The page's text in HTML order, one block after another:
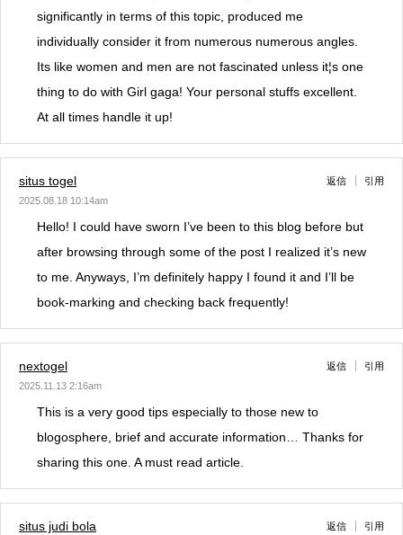
significantly in terms of this topic, produced me
individually consider it from numerous numerous angles.
Its like women and men are not fascinated unless it¦s one
thing to do with Girl gaga! Your personal stuffs excellent.
At all times handle it up!
situs togel
2025.08.18 10:14am
返信 引用
Hello! I could have sworn I’ve been to this blog before but
after browsing through some of the post I realized it’s new
to me. Anyways, I’m definitely happy I found it and I’ll be
book-marking and checking back frequently!
nextogel
2025.11.13 2:16am
返信 引用
This is a very good tips especially to those new to
blogosphere, brief and accurate information… Thanks for
sharing this one. A must read article.
situs judi bola 返信 引用